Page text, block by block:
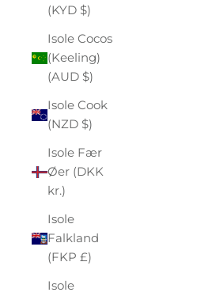
(KYD $)
Isole Cocos
(Keeling)
(AUD $)
Isole Cook
(NZD $)
Isole Fær
Øer (DKK
kr.)
Isole
Falkland
(FKP £)
Isole